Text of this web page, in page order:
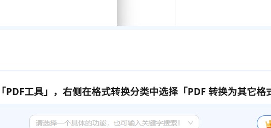
「PDF工具」 ，右侧在格式转换分类中选择 「PDF 转换为其它格